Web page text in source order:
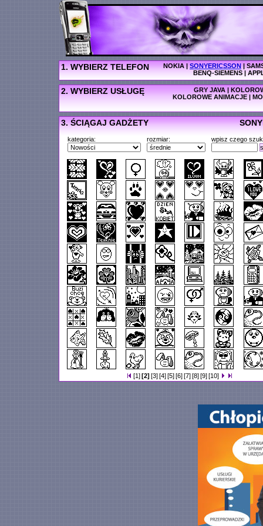
1. WYBIERZ TELEFON NOKIA|SONYERICSSON|
BENQ-SIEMENS|
2. WYBIERZ USŁUGĘ GRY JAVA |
KOLOROWE ANIMACJE |
3. ŚCIĄGAJ GADŻETY
kategoria: rozmiar:
wpisz czego
[1][2] [3][4][5][6][7][8][9][10]